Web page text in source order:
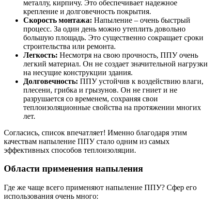
металлу, кирпичу. Это обеспечивает надежное
крепление и долговечность покрытия.
Скорость монтажа: Напыление – очень быстрый
процесс. За один день можно утеплить довольно
большую площадь. Это существенно сокращает сроки
строительства или ремонта.
Легкость: Несмотря на свою прочность, ППУ очень
легкий материал. Он не создает значительной нагрузки
на несущие конструкции здания.
Долговечность: ППУ устойчив к воздействию влаги,
плесени, грибка и грызунов. Он не гниет и не
разрушается со временем, сохраняя свои
теплоизоляционные свойства на протяжении многих
лет.
Согласись, список впечатляет! Именно благодаря этим
качествам напыление ППУ стало одним из самых
эффективных способов теплоизоляции.
Области применения напыления
Где же чаще всего применяют напыление ППУ? Сфер его
использования очень много: